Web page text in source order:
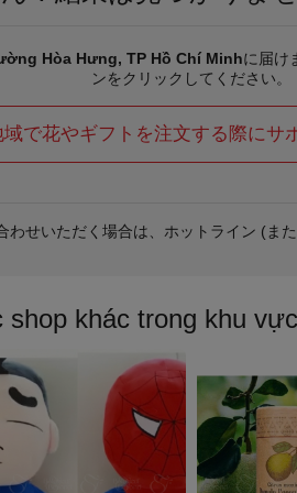
Hòa Hưng, TP Hồ Chí Minhに届け
ンをクリックしてください。
域で花やギフトを注文する際にサ
わせいただく場合は、ホットライン (ま
khác trong khu vực